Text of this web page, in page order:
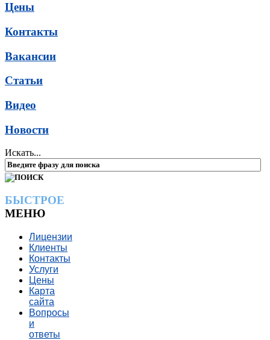
Цены
Контакты
Вакансии
Статьи
Видео
Новости
Искать...
БЫСТРОЕ
МЕНЮ
Лицензии
Клиенты
Контакты
Услуги
Цены
Карта
сайта
Вопросы
и
ответы